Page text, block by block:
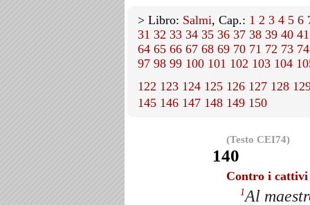
> Libro: Salmi, Cap.: 1 2 3 4 5 6
31 32 33 34 35 36 37 38 39 40 41
64 65 66 67 68 69 70 71 72 73 74
97 98 99 100 101 102 103 104
122 123 124 125 126 127 128
145 146 147 148 149 150
(Testo CEI74)
140
Contro i cattivi
1Al